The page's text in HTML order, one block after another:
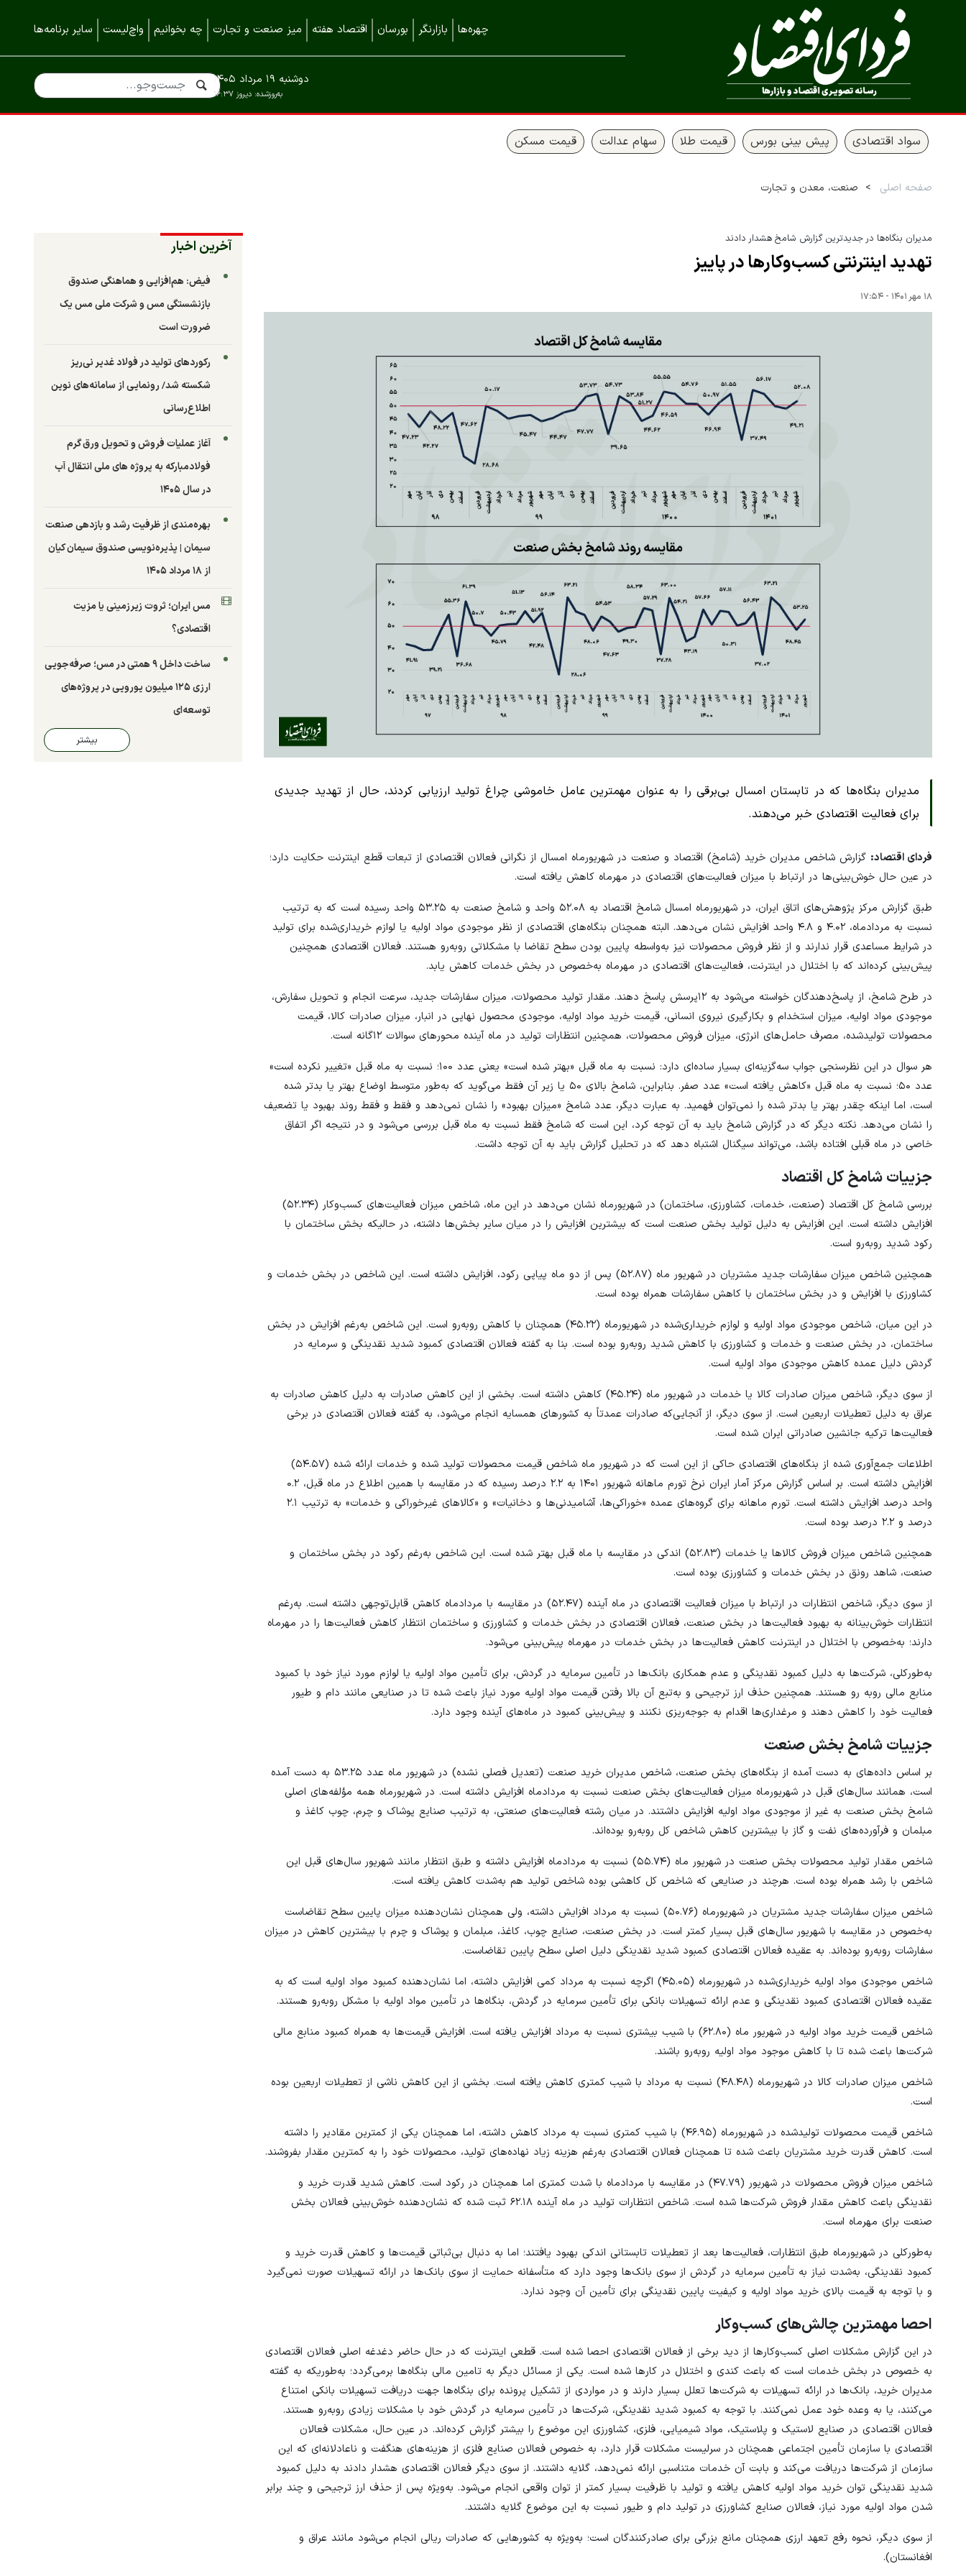
چهره‌ها بازارنگر بورسان اقتصاد هفته میز صنعت و تجارت چه بخوانیم واچ‌لیست سایر برنامه‌ها
به‌روزشده: دیروز ۱۶:۳۷
دوشنبه ۱۹ مرداد ۱۴۰۵
سواد اقتصادی پیش بینی بورس قیمت طلا سهام عدالت قیمت مسکن
صفحه اصلی صنعت، معدن و تجارت
مدیران بنگاه‌ها در جدیدترین گزارش شامخ هشدار دادند
تهدید اینترنتی کسب‌وکارها در پاییز
۱۸ مهر ۱۴۰۱ - ۱۷:۵۴
مدیران بنگاه‌ها که در تابستان امسال بی‌برقی را به عنوان مهمترین عامل خاموشی چراغ تولید ارزیابی کردند، حال از تهدید جدیدی
برای فعالیت اقتصادی خبر می‌دهند.
فردای اقتصاد: گزارش شاخص مدیران خرید (شامخ) اقتصاد و صنعت در شهریورماه امسال از نگرانی فعالان اقتصادی از تبعات قطع اینترنت حکایت دارد؛
در عین حال خوش‌بینی‌ها در ارتباط با میزان فعالیت‌های اقتصادی در مهرماه کاهش یافته است.
طبق گزارش مرکز پژوهش‌های اتاق ایران، در شهریورماه امسال شامخ اقتصاد به ۵۲.۰۸ واحد و شامخ صنعت به ۵۳.۲۵ واحد رسیده است که به ترتیب
نسبت به مردادماه، ۴.۰۲ و ۴.۸ واحد افزایش نشان می‌دهد. البته همچنان بنگاه‌های اقتصادی از نظر موجودی مواد اولیه یا لوازم خریداری‌شده برای تولید
در شرایط مساعدی قرار ندارند و از نظر فروش محصولات نیز به‌واسطه پایین بودن سطح تقاضا با مشکلاتی روبه‌رو هستند. فعالان اقتصادی همچنین
پیش‌بینی کرده‌اند که با اختلال در اینترنت، فعالیت‌های اقتصادی در مهرماه به‌خصوص در بخش خدمات کاهش یابد.
در طرح شامخ، از پاسخ‌دهندگان خواسته می‌شود به ۱۲پرسش پاسخ دهند. مقدار تولید محصولات، میزان سفارشات جدید، سرعت انجام و تحویل سفارش،
موجودی مواد اولیه، میزان استخدام و بکارگیری نیروی انسانی، قیمت خرید مواد اولیه، موجودی محصول نهایی در انبار، میزان صادرات کالا، قیمت
محصولات تولیدشده، مصرف حامل‌های انرژی، میزان فروش محصولات، همچنین انتظارات تولید در ماه آینده محورهای سوالات ۱۲گانه است.
هر سوال در این نظرسنجی جواب سه‌گزینه‌ای بسیار ساده‌ای دارد: نسبت به ماه قبل «بهتر شده است» یعنی عدد ۱۰۰؛ نسبت به ماه قبل «تغییر نکرده است»
عدد ۵۰؛ نسبت به ماه قبل «کاهش یافته است» عدد صفر. بنابراین، شامخ بالای ۵۰ یا زیر آن فقط می‌گوید که به‌طور متوسط اوضاع بهتر یا بدتر شده
است، اما اینکه چقدر بهتر یا بدتر شده را نمی‌توان فهمید. به عبارت دیگر، عدد شامخ «میزان بهبود» را نشان نمی‌دهد و فقط و فقط روند بهبود یا تضعیف
را نشان می‌دهد. نکته دیگر که در گزارش شامخ باید به آن توجه کرد، این است که شامخ فقط نسبت به ماه قبل بررسی می‌شود و در نتیجه اگر اتفاق
خاصی در ماه قبلی افتاده باشد، می‌تواند سیگنال اشتباه دهد که در تحلیل گزارش باید به آن توجه داشت.
جزییات شامخ کل اقتصاد
بررسی شامخ کل اقتصاد (صنعت، خدمات، کشاورزی، ساختمان) در شهریورماه نشان می‌دهد در این ماه، شاخص میزان فعالیت‌های کسب‌وکار (۵۲.۳۴)
افزایش داشته است. این افزایش به دلیل تولید بخش صنعت است که بیشترین افزایش را در میان سایر بخش‌ها داشته، در حالیکه بخش ساختمان با
رکود شدید روبه‌رو است.
همچنین شاخص میزان سفارشات جدید مشتریان در شهریور ماه (۵۲.۸۷) پس از دو ماه پیاپی رکود، افزایش داشته است. این شاخص در بخش خدمات و
کشاورزی با افزایش و در بخش ساختمان با کاهش سفارشات همراه بوده است.
در این میان، شاخص موجودی مواد اولیه و لوازم خریداری‌شده در شهریورماه (۴۵.۲۲) همچنان با کاهش روبه‌رو است. این شاخص به‌رغم افزایش در بخش
ساختمان، در بخش صنعت و خدمات و کشاورزی با کاهش شدید روبه‌رو بوده است. بنا به گفته فعالان اقتصادی کمبود شدید نقدینگی و سرمایه در
گردش دلیل عمده کاهش موجودی مواد اولیه است.
از سوی دیگر، شاخص میزان صادرات کالا یا خدمات در شهریور ماه (۴۵.۲۴) کاهش داشته است. بخشی از این کاهش صادرات به دلیل کاهش صادرات به
عراق به دلیل تعطیلات اربعین است. از سوی دیگر، از آنجایی‌که صادرات عمدتاً به کشورهای همسایه انجام می‌شود، به گفته فعالان اقتصادی در برخی
فعالیت‌ها ترکیه جانشین صادراتی ایران شده است.
اطلاعات جمع‌آوری شده از بنگاه‌های اقتصادی حاکی از این است که در شهریور ماه شاخص قیمت محصولات تولید شده و خدمات ارائه شده (۵۴.۵۷)
افزایش داشته است. بر اساس گزارش مرکز آمار ایران نرخ تورم ماهانه شهریور ۱۴۰۱ به ۲.۲ درصد رسیده که در مقایسه با همین اطلاع در ماه قبل، ۰.۲
واحد درصد افزایش داشته است. تورم ماهانه برای گروه‌های عمده «خوراکی‌ها، آشامیدنی‌ها و دخانیات» و «کالاهای غیرخوراکی و خدمات» به ترتیب ۲.۱
درصد و ۲.۲ درصد بوده است.
همچنین شاخص میزان فروش کالاها یا خدمات (۵۲.۸۳) اندکی در مقایسه با ماه قبل بهتر شده است. این شاخص به‌رغم رکود در بخش ساختمان و
صنعت، شاهد رونق در بخش خدمات و کشاورزی بوده است.
از سوی دیگر، شاخص انتظارات در ارتباط با میزان فعالیت اقتصادی در ماه آینده (۵۲.۴۷) در مقایسه با مردادماه کاهش قابل‌توجهی داشته است. به‌رغم
انتظارات خوش‌بینانه به بهبود فعالیت‌ها در بخش صنعت، فعالان اقتصادی در بخش خدمات و کشاورزی و ساختمان انتظار کاهش فعالیت‌ها را در مهرماه
دارند؛ به‌خصوص با اختلال در اینترنت کاهش فعالیت‌ها در بخش خدمات در مهرماه پیش‌بینی می‌شود.
به‌طورکلی، شرکت‌ها به دلیل کمبود نقدینگی و عدم همکاری بانک‌ها در تأمین سرمایه در گردش، برای تأمین مواد اولیه یا لوازم مورد نیاز خود با کمبود
منابع مالی روبه رو هستند. همچنین حذف ارز ترجیحی و به‌تبع آن بالا رفتن قیمت مواد اولیه مورد نیاز باعث شده تا در صنایعی مانند دام و طیور
فعالیت خود را کاهش دهند و مرغداری‌ها اقدام به جوجه‌ریزی نکنند و پیش‌بینی کمبود در ماه‌های آینده وجود دارد.
جزییات شامخ بخش صنعت
بر اساس داده‌های به دست آمده از بنگاه‌های بخش صنعت، شاخص مدیران خرید صنعت (تعدیل فصلی نشده) در شهریور ماه عدد ۵۳.۲۵ به دست آمده
است، همانند سال‌های قبل در شهریورماه میزان فعالیت‌های بخش صنعت نسبت به مردادماه افزایش داشته است. در شهریورماه همه مؤلفه‌های اصلی
شامخ بخش صنعت به‌ غیر از موجودی مواد اولیه افزایش داشتند. در میان رشته فعالیت‌های صنعتی، به ترتیب صنایع پوشاک و چرم، چوب کاغذ و
مبلمان و فرآورده‌های نفت و گاز با بیشترین کاهش شاخص کل روبه‌رو بوده‌اند.
شاخص مقدار تولید محصولات بخش صنعت در شهریور ماه (۵۵.۷۴) نسبت به مردادماه افزایش داشته و طبق انتظار مانند شهریور سال‌های قبل این
شاخص با رشد همراه بوده است. هرچند در صنایعی که شاخص کل کاهشی بوده شاخص تولید هم به‌شدت کاهش یافته است.
شاخص میزان سفارشات جدید مشتریان در شهریورماه (۵۰.۷۶) نسبت به مرداد افزایش داشته، ولی همچنان نشان‌دهنده میزان پایین سطح تقاضاست
به‌خصوص در مقایسه با شهریور سال‌های قبل بسیار کمتر است. در بخش صنعت، صنایع چوب، کاغذ، مبلمان و پوشاک و چرم با بیشترین کاهش در میزان
سفارشات روبه‌رو بوده‌اند. به عقیده فعالان اقتصادی کمبود شدید نقدینگی دلیل اصلی سطح پایین تقاضاست.
شاخص موجودی مواد اولیه خریداری‌شده در شهریورماه (۴۵.۰۵) اگرچه نسبت به مرداد کمی افزایش داشته، اما نشان‌دهنده کمبود مواد اولیه است که به
عقیده فعالان اقتصادی کمبود نقدینگی و عدم ارائه تسهیلات بانکی برای تأمین سرمایه در گردش، بنگاه‌ها در تأمین مواد اولیه با مشکل روبه‌رو هستند.
شاخص قیمت خرید مواد اولیه در شهریور ماه (۶۲.۸۰) با شیب بیشتری نسبت به مرداد افزایش یافته است. افزایش قیمت‌ها به همراه کمبود منابع مالی
شرکت‌ها باعث شده تا با کاهش موجود مواد اولیه روبه‌رو باشند.
شاخص میزان صادرات کالا در شهریورماه (۴۸.۴۸) نسبت به مرداد با شیب کمتری کاهش یافته است. بخشی از این کاهش ناشی از تعطیلات اربعین بوده
است.
شاخص قیمت محصولات تولیدشده در شهریورماه (۴۶.۹۵) با شیب کمتری نسبت به مرداد کاهش داشته، اما همچنان یکی از کمترین مقادیر را داشته
است. کاهش قدرت خرید مشتریان باعث شده تا همچنان فعالان اقتصادی به‌رغم هزینه زیاد نهاده‌های تولید، محصولات خود را به کمترین مقدار بفروشند.
شاخص میزان فروش محصولات در شهریور (۴۷.۷۹) در مقایسه با مردادماه با شدت کمتری اما همچنان در رکود است. کاهش شدید قدرت خرید و
نقدینگی باعث کاهش مقدار فروش شرکت‌ها شده است. شاخص انتظارات تولید در ماه آینده ۶۲.۱۸ ثبت شده که نشان‌دهنده خوش‌بینی فعالان بخش
صنعت برای مهرماه است.
به‌طورکلی در شهریورماه طبق انتظارات، فعالیت‌ها بعد از تعطیلات تابستانی اندکی بهبود یافتند؛ اما به دنبال بی‌ثباتی قیمت‌ها و کاهش قدرت خرید و
کمبود نقدینگی، به‌شدت نیاز به تأمین سرمایه در گردش از سوی بانک‌ها وجود دارد که متأسفانه حمایت از سوی بانک‌ها در ارائه تسهیلات صورت نمی‌گیرد
و با توجه به قیمت بالای خرید مواد اولیه و کیفیت پایین نقدینگی برای تأمین آن وجود ندارد.
احصا مهمترین چالش‌های کسب‌وکار
در این گزارش مشکلات اصلی کسب‌وکارها از دید برخی از فعالان اقتصادی احصا شده است. قطعی اینترنت که در حال حاضر دغدغه اصلی فعالان اقتصادی
به خصوص در بخش خدمات است که باعث کندی و اختلال در کارها شده است. یکی از مسائل دیگر به تامین مالی بنگاه‌ها برمی‌گردد؛ به‌طوریکه به گفته
مدیران خرید، بانک‌ها در ارائه تسهیلات به شرکت‌ها تعلل بسیار دارند و در مواردی از تشکیل پرونده برای بنگاه‌ها جهت دریافت تسهیلات بانکی امتناع
می‌کنند، یا به وعده خود عمل نمی‌کنند. با توجه به کمبود شدید نقدینگی، شرکت‌ها در تأمین سرمایه در گردش خود با مشکلات زیادی روبه‌رو هستند.
فعالان اقتصادی در صنایع لاستیک و پلاستیک، مواد شیمیایی، فلزی، کشاورزی این موضوع را بیشتر گزارش کرده‌اند. در عین حال، مشکلات فعالان
اقتصادی با سازمان تأمین اجتماعی همچنان در سرلیست مشکلات قرار دارد، به خصوص فعالان صنایع فلزی از هزینه‌های هنگفت و ناعادلانه‌ای که این
سازمان از شرکت‌ها دریافت می‌کند و بابت آن خدمات متناسبی ارائه نمی‌دهد، گلایه داشتند. از سوی دیگر فعالان اقتصادی هشدار دادند به دلیل کمبود
شدید نقدینگی توان خرید مواد اولیه کاهش یافته و تولید با ظرفیت بسیار کمتر از توان واقعی انجام می‌شود. به‌ویژه پس از حذف ارز ترجیحی و چند برابر
شدن مواد اولیه مورد نیاز، فعالان صنایع کشاورزی در تولید دام و طیور نسبت به این موضوع گلایه داشتند.
از سوی دیگر، نحوه رفع تعهد ارزی همچنان مانع بزرگی برای صادرکنندگان است؛ به‌ویژه به کشورهایی که صادرات ریالی انجام می‌شود مانند عراق و
افغانستان).
آخرین اخبار
فیض: هم‌افزایی و هماهنگی صندوق
بازنشستگی مس و شرکت ملی مس یک
ضرورت است
رکوردهای تولید در فولاد غدیر نی‌ریز
شکسته شد/ رونمایی از سامانه‌های نوین
اطلاع‌رسانی
آغاز عملیات فروش و تحویل ورق گرم
فولادمبارکه به پروژه های ملی انتقال آب
در سال ۱۴۰۵
بهره‌مندی از ظرفیت رشد و بازدهی صنعت
سیمان | پذیره‌نویسی صندوق سیمان کیان
از ۱۸ مرداد ۱۴۰۵
مس ایران؛ ثروت زیرزمینی یا مزیت
اقتصادی؟
ساخت داخل ۹ همتی در مس؛ صرفه‌جویی
ارزی ۱۲۵ میلیون یورویی در پروژه‌های
توسعه‌ای
بیشتر